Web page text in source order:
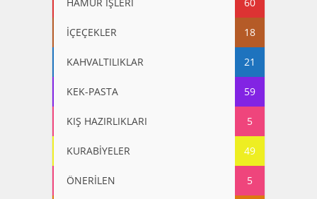
İÇEÇEKLER 18
KAHVALTILIKLAR 21
KEK-PASTA 59
KIŞ HAZIRLIKLARI 5
KURABİYELER 49
ÖNERİLEN 5